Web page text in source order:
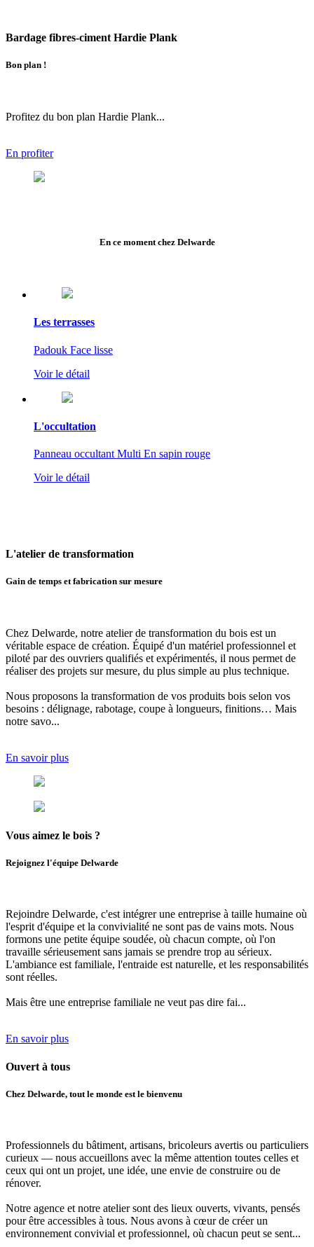
Bardage fibres-ciment Hardie Plank
Bon plan !
Profitez du bon plan Hardie Plank...
En profiter
En ce moment chez Delwarde
Les terrasses
Padouk Face lisse
Voir le détail
L'occultation
Panneau occultant Multi En sapin rouge
Voir le détail
L'atelier de transformation
Gain de temps et fabrication sur mesure
Chez Delwarde, notre atelier de transformation du bois est un
véritable espace de création. Équipé d'un matériel professionnel et
piloté par des ouvriers qualifiés et expérimentés, il nous permet de
réaliser des projets sur mesure, du plus simple au plus technique.
Nous proposons la transformation de vos produits bois selon vos
besoins : délignage, rabotage, coupe à longueurs, finitions… Mais
notre savo...
En savoir plus
Vous aimez le bois ?
Rejoignez l'équipe Delwarde
Rejoindre Delwarde, c'est intégrer une entreprise à taille humaine où
l'esprit d'équipe et la convivialité ne sont pas de vains mots. Nous
formons une petite équipe soudée, où chacun compte, où l'on
travaille sérieusement sans jamais se prendre trop au sérieux.
L'ambiance est familiale, l'entraide est naturelle, et les responsabilités
sont réelles.
Mais être une entreprise familiale ne veut pas dire fai...
En savoir plus
Ouvert à tous
Chez Delwarde, tout le monde est le bienvenu
Professionnels du bâtiment, artisans, bricoleurs avertis ou particuliers
curieux — nous accueillons avec la même attention toutes celles et
ceux qui ont un projet, une idée, une envie de construire ou de
rénover.
Notre agence et notre atelier sont des lieux ouverts, vivants, pensés
pour être accessibles à tous. Nous avons à cœur de créer un
environnement convivial et professionnel, où chacun peut se sent...